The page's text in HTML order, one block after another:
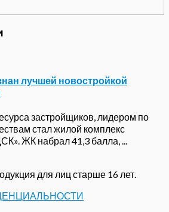
лучшей новостройкой
застройщиков, лидером по
стал жилой комплекс
ЖК набрал 41,3 балла, ...
для лиц старше 16 лет.